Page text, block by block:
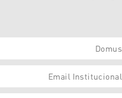
Domus
Email Institucional